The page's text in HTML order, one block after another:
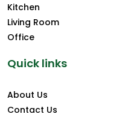
Kitchen
Living Room
Office
Quick links
About Us
Contact Us